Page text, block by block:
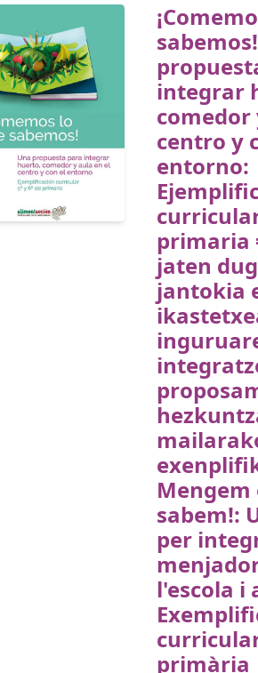
integrar
comedor
centro y
entorno:
curricular
primaria
jaten
jantokia
Mengem
sabem!:
per
l'escola i
primària